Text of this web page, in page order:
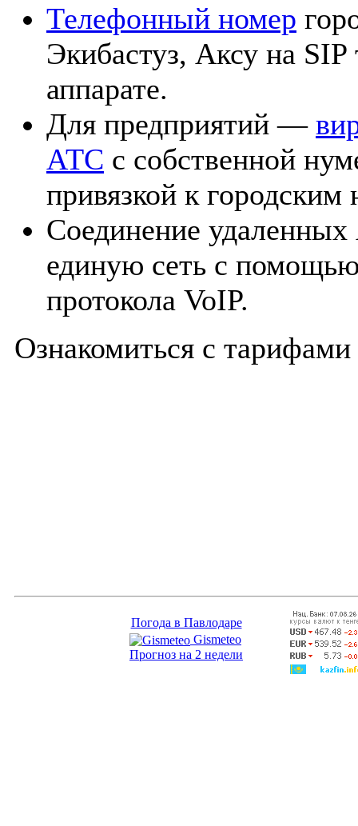
Телефонный номер
Экибастуз, Аксу на
аппарате.
Для предприятий —
АТС с собственной
привязкой к городским
Соединение
единую сеть с
протокола VoIP.
Ознакомиться с
Погода в Павлодаре
Gismeteo
Прогноз на 2 недели